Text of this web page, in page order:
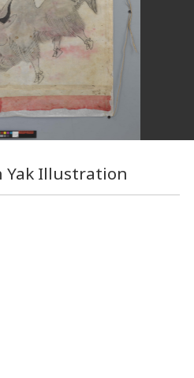
Yak Illustration